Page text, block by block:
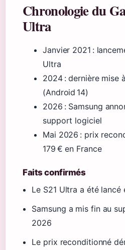
Chronologie du
Ultra
Janvier 2021 :
Ultra
2024: dernière mise
(Android 14)
2026 : Samsung
support logiciel
Mai 2026 : prix
179 € en France
Faits confirmés
Le S21 Ultra a été lancé
Samsung a mis fin au
2026
Le prix reconditionné